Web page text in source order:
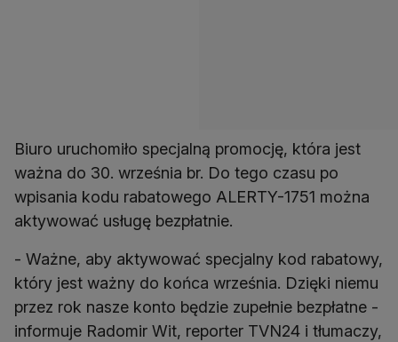
Biuro uruchomiło specjalną promocję, która jest
ważna do 30. września br. Do tego czasu po
wpisania kodu rabatowego ALERTY-1751 można
aktywować usługę bezpłatnie.
- Ważne, aby aktywować specjalny kod rabatowy,
który jest ważny do końca września. Dzięki niemu
przez rok nasze konto będzie zupełnie bezpłatne -
informuje Radomir Wit, reporter TVN24 i tłumaczy,